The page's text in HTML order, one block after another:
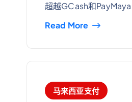
超越GCash和
Read More
马来西亚支付